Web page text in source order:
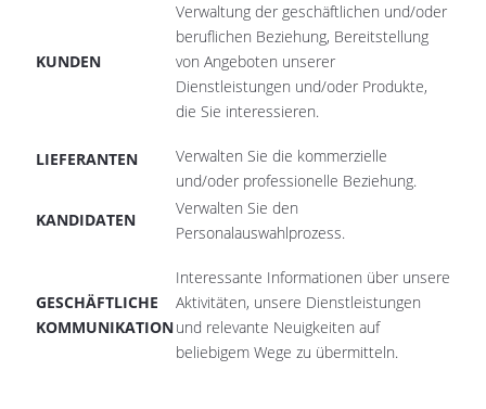
KUNDEN
Verwaltung der geschäftlichen und/oder
beruflichen Beziehung, Bereitstellung
von Angeboten unserer
Dienstleistungen und/oder Produkte,
die Sie interessieren.
LIEFERANTEN
Verwalten Sie die kommerzielle
und/oder professionelle Beziehung.
KANDIDATEN
Verwalten Sie den
Personalauswahlprozess.
GESCHÄFTLICHE
KOMMUNIKATION
Interessante Informationen über unsere
Aktivitäten, unsere Dienstleistungen
und relevante Neuigkeiten auf
beliebigem Wege zu übermitteln.